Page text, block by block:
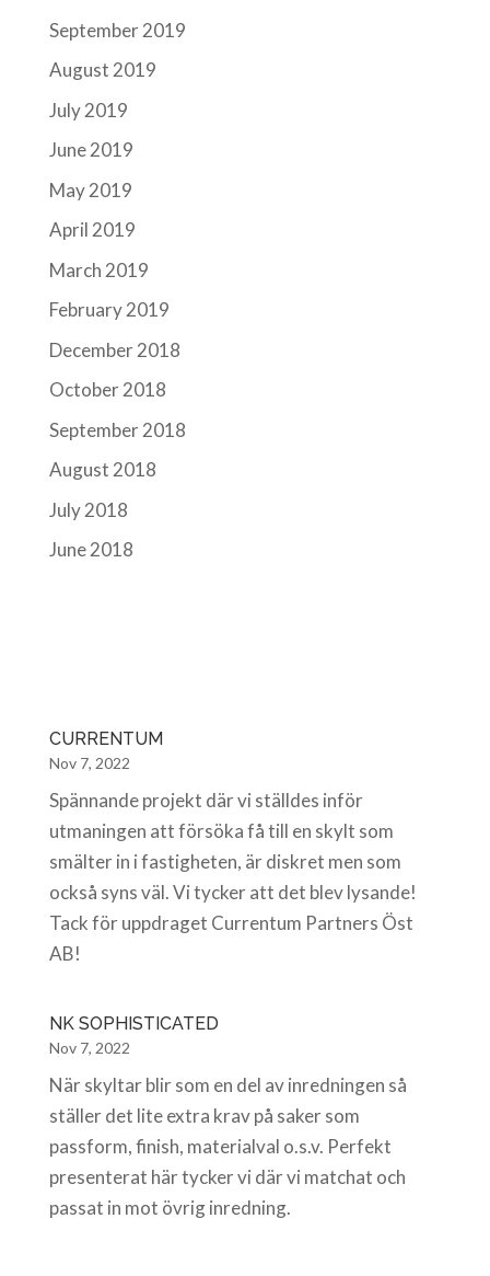
September 2019
August 2019
July 2019
June 2019
May 2019
April 2019
March 2019
February 2019
December 2018
October 2018
September 2018
August 2018
July 2018
June 2018
CURRENTUM
Nov 7, 2022
Spännande projekt där vi ställdes inför
utmaningen att försöka få till en skylt som
smälter in i fastigheten, är diskret men som
också syns väl. Vi tycker att det blev lysande!
Tack för uppdraget Currentum Partners Öst
AB!
NK SOPHISTICATED
Nov 7, 2022
När skyltar blir som en del av inredningen så
ställer det lite extra krav på saker som
passform, finish, materialval o.s.v. Perfekt
presenterat här tycker vi där vi matchat och
passat in mot övrig inredning.